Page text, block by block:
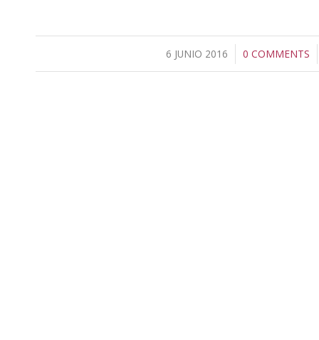
6 JUNIO 2016
/ 0 COMMENTS
/